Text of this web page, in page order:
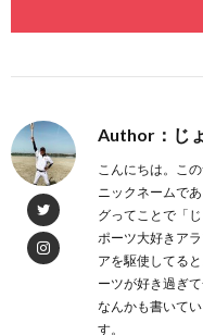
Author：じ
こんにちは。こ
ニックネームで
グってことで「
ポーツ大好きア
アを駆使してる
ーツが好き過ぎ
なんかも書いて
す。